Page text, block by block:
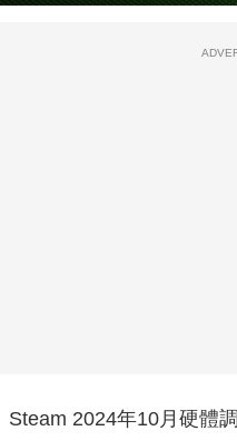
Steam 2024年10月硬體